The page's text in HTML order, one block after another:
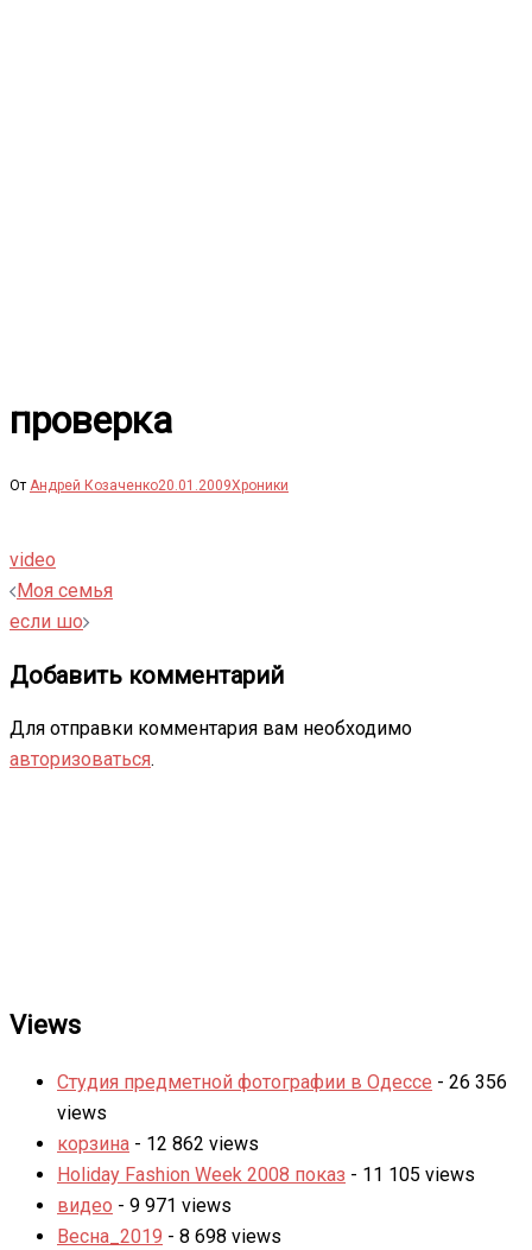
проверка
От Андрей Козаченко20.01.2009Хроники
video
Навигация
записи
Моя семья
если шо
Добавить комментарий
Для отправки комментария вам необходимо
авторизоваться.
Views
Студия предметной фотографии в Одессе - 26 356
views
корзина - 12 862 views
Holiday Fashion Week 2008 показ - 11 105 views
видео - 9 971 views
Весна_2019 - 8 698 views